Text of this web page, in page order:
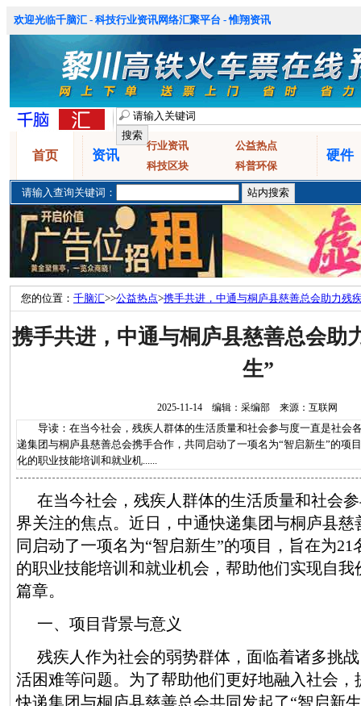
欢迎光临千脑汇 - 科技行业资讯网络汇聚平台 - 惟翔资讯
首页 资讯
行业资讯
公益热点
科技区块
科普环保
硬件
请输入查询关键词：
您的位置： 千脑汇>>公益热点>携手共进，中通与桐庐县慈善总会助力残
携手共进，中通与桐庐县慈善总会助
生”
2025-11-14 编辑：采编部 来源：互联网
导读：在当今社会，残疾人群体的生活质量和社会参与度一直是社会
递集团与桐庐县慈善总会携手合作，共同启动了一项名为“智启新生”的项
化的职业技能培训和就业机......
在当今社会，残疾人群体的生活质量和社会
界关注的焦点。近日，中通快递集团与桐庐县慈
同启动了一项名为“智启新生”的项目，旨在为
的职业技能培训和就业机会，帮助他们实现自
篇章。
一、项目背景与意义
残疾人作为社会的弱势群体，面临着诸多挑
活困难等问题。为了帮助他们更好地融入社会，
快递集团与桐庐县慈善总会共同发起了“智启新